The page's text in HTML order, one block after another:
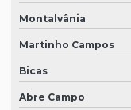
Montalvânia
Martinho Campos
Bicas
Abre Campo